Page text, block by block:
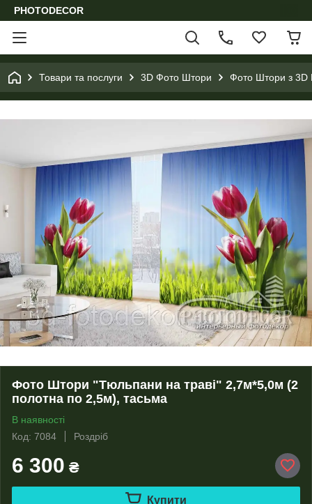
PHOTODECOR
Товари та послуги 3D Фото Штори Фото Штори з 3D
Фото Штори "Тюльпани на траві" 2,7м*5,0м (2
полотна по 2,5м), тасьма
В наявності
Код: 7084
Роздріб
6 300 ₴
Купити